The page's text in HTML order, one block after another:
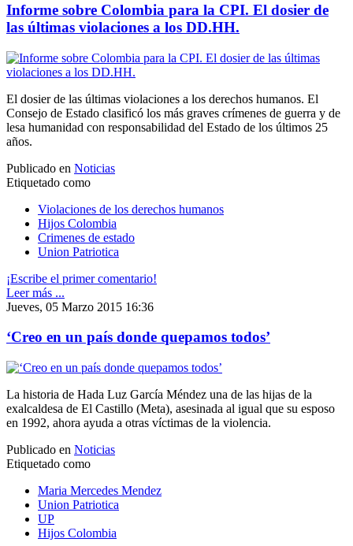
Informe sobre Colombia para la CPI. El dosier de
las últimas violaciones a los DD.HH.
El dosier de las últimas violaciones a los derechos humanos. El
Consejo de Estado clasificó los más graves crímenes de guerra y de
lesa humanidad con responsabilidad del Estado de los últimos 25
años.
Publicado en Noticias
Etiquetado como
Violaciones de los derechos humanos
Hijos Colombia
Crimenes de estado
Union Patriotica
¡Escribe el primer comentario!
Leer más ...
Jueves, 05 Marzo 2015 16:36
‘Creo en un país donde quepamos todos’
La historia de Hada Luz García Méndez una de las hijas de la
exalcaldesa de El Castillo (Meta), asesinada al igual que su esposo
en 1992, ahora ayuda a otras víctimas de la violencia.
Publicado en Noticias
Etiquetado como
Maria Mercedes Mendez
Union Patriotica
UP
Hijos Colombia